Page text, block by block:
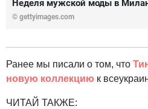
Неделя мужской моды в
© gettyimages.com
Ранее мы писали о том, что
новую коллекцию к
ЧИТАЙ ТАКЖЕ: